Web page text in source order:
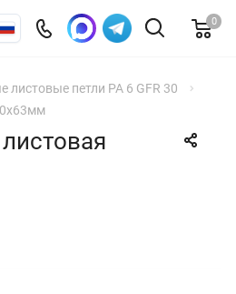
0
петли PA 6 GFR 30